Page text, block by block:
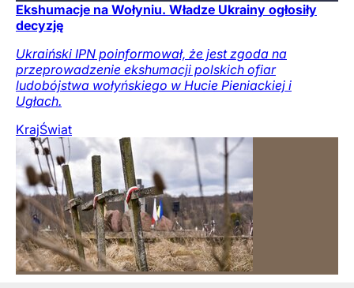
Ekshumacje na Wołyniu. Władze Ukrainy ogłosiły
decyzję
Ukraiński IPN poinformował, że jest zgoda na
przeprowadzenie ekshumacji polskich ofiar
ludobójstwa wołyńskiego w Hucie Pieniackiej i
Ugłach.
KrajŚwiat